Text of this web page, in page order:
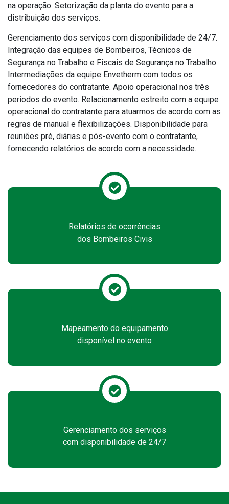
na operação. Setorização da planta do evento para a
distribuição dos serviços.
Gerenciamento dos serviços com disponibilidade de 24/7.
Integração das equipes de Bombeiros, Técnicos de
Segurança no Trabalho e Fiscais de Segurança no Trabalho.
Intermediações da equipe Envetherm com todos os
fornecedores do contratante. Apoio operacional nos três
períodos do evento. Relacionamento estreito com a equipe
operacional do contratante para atuarmos de acordo com as
regras de manual e flexibilizações. Disponibilidade para
reuniões pré, diárias e pós-evento com o contratante,
fornecendo relatórios de acordo com a necessidade.
Relatórios de ocorrências
dos Bombeiros Civis
Mapeamento do equipamento
disponível no evento
Gerenciamento dos serviços
com disponibilidade de 24/7